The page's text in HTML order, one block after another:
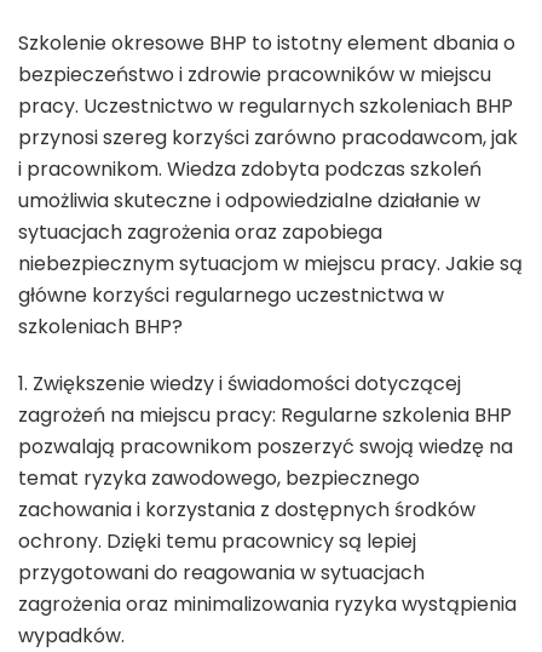
Szkolenie okresowe BHP to istotny element dbania o
bezpieczeństwo i zdrowie pracowników w miejscu
pracy. Uczestnictwo w regularnych szkoleniach BHP
przynosi szereg korzyści zarówno pracodawcom, jak
i pracownikom. Wiedza zdobyta podczas szkoleń
umożliwia skuteczne i odpowiedzialne działanie w
sytuacjach zagrożenia oraz zapobiega
niebezpiecznym sytuacjom w miejscu pracy. Jakie są
główne korzyści regularnego uczestnictwa w
szkoleniach BHP?
1. Zwiększenie wiedzy i świadomości dotyczącej
zagrożeń na miejscu pracy: Regularne szkolenia BHP
pozwalają pracownikom poszerzyć swoją wiedzę na
temat ryzyka zawodowego, bezpiecznego
zachowania i korzystania z dostępnych środków
ochrony. Dzięki temu pracownicy są lepiej
przygotowani do reagowania w sytuacjach
zagrożenia oraz minimalizowania ryzyka wystąpienia
wypadków.